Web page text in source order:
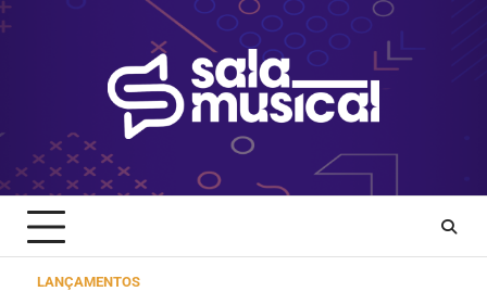
Skip
to
LANÇAMENTOS